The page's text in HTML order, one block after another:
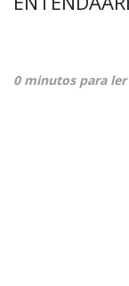
0 minutos para ler